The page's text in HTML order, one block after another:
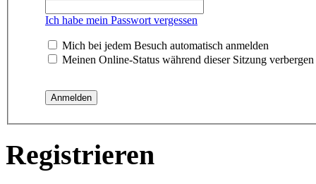
Ich habe mein Passwort vergessen
Mich bei jedem Besuch automatisch anmelden
Meinen Online-Status während dieser Sitzung verbergen
Registrieren